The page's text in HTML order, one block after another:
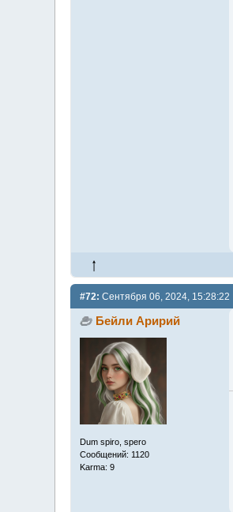
#72: Сентября 06, 2024, 15:28:22
Бейли Аририй
Dum spiro, spero
Сообщений: 1120
Karma: 9